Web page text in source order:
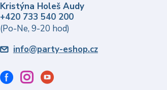
Kristýna Holeš Audy
+420 733 540 200
(Po-Ne, 9-20 hod)
info@party-eshop.cz